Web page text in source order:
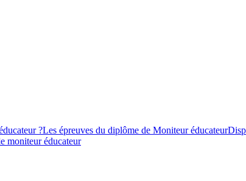
?Les épreuves du diplôme de Moniteur éducateur
moniteur éducateur